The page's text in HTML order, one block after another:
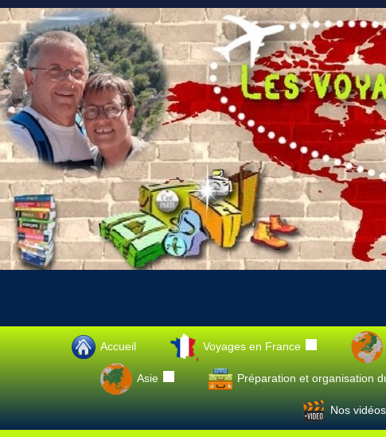
Accueil Voyages en France
Asie Préparation et organisation
Nos